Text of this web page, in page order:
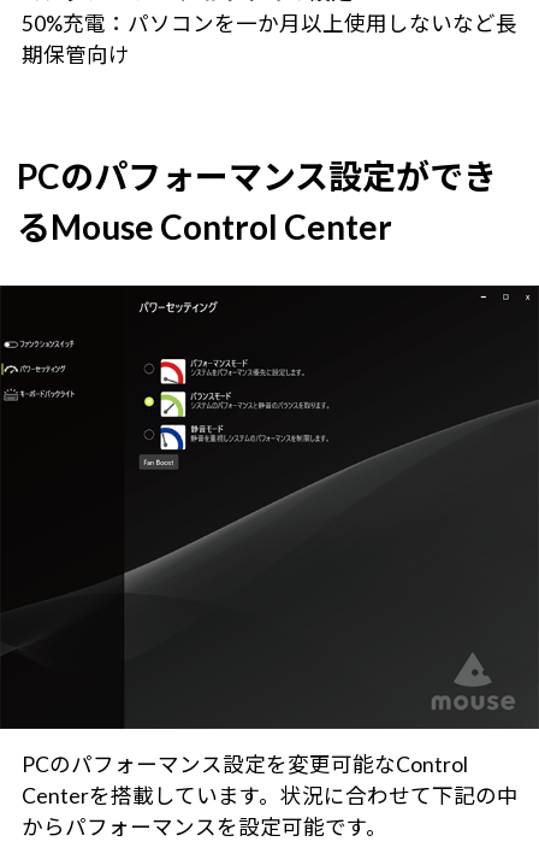
50%充電：パソコンを一か月以上使用しないなど長
期保管向け
PCのパフォーマンス設定ができ
るMouse Control Center
PCのパフォーマンス設定を変更可能なControl
Centerを搭載しています。状況に合わせて下記の中
からパフォーマンスを設定可能です。